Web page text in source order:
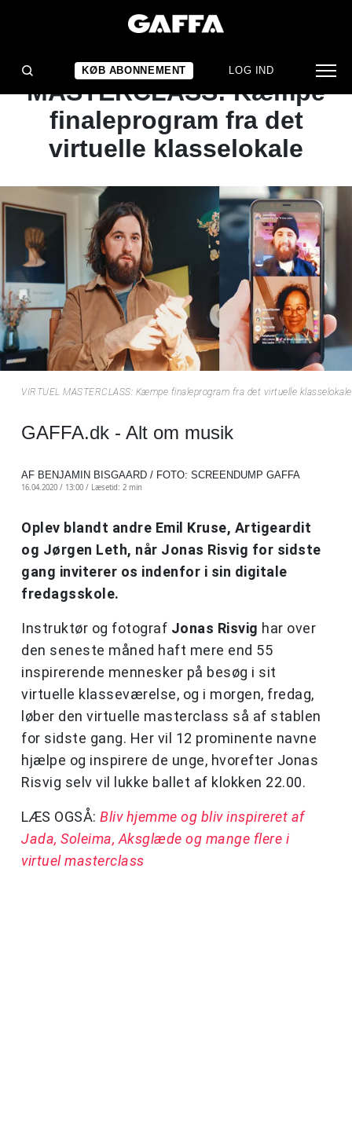
KØB ABONNEMENT LOG IND
NYHED
VIRTUEL
MASTERCLASS: Kæmpe
finaleprogram fra det
virtuelle klasselokale
VIRTUEL MASTERCLASS: Kæmpe finaleprogram fra det virtuelle klasselokale
GAFFA.dk - Alt om musik
AF BENJAMIN BISGAARD / FOTO: SCREENDUMP GAFFA
16.04.2020 / 13:00 / Læsetid: 2 min
Oplev blandt andre Emil Kruse, Artigeardit
og Jørgen Leth, når Jonas Risvig for sidste
gang inviterer os indenfor i sin digitale
fredagsskole.
Instruktør og fotograf Jonas Risvig har over
den seneste måned haft mere end 55
inspirerende mennesker på besøg i sit
virtuelle klasseværelse, og i morgen, fredag,
løber den virtuelle masterclass så af stablen
for sidste gang. Her vil 12 prominente navne
hjælpe og inspirere de unge, hvorefter Jonas
Risvig selv vil lukke ballet af klokken 22.00.
LÆS OGSÅ: Bliv hjemme og bliv inspireret af
Jada, Soleima, Aksglæde og mange flere i
virtuel masterclass